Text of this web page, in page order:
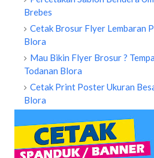
Brebes
Cetak Brosur Flyer Lembaran
Blora
Mau Bikin Flyer Brosur ?
Todanan Blora
Cetak Print Poster Ukuran
Blora